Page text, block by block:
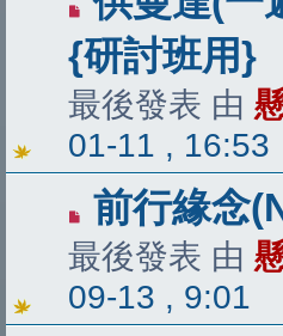
{研討班用}
最後發表 由
01-11 , 16:53
前行緣念
最後發表 由
09-13 , 9:01